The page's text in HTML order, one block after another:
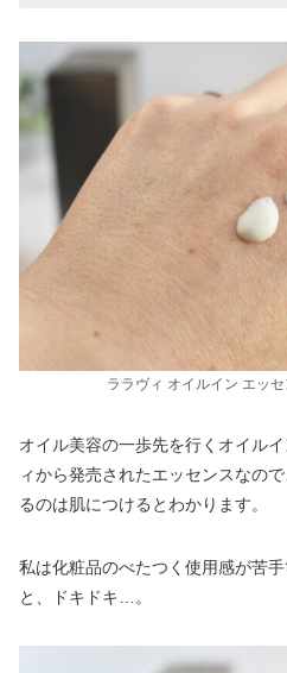
ララヴィ オイルイン エッ
オイル美容の一歩先を行くオイル
ィから発売されたエッセンスなの
るのは肌につけるとわかります。
私は化粧品のべたつく使用感が苦手
と、ドキドキ…。